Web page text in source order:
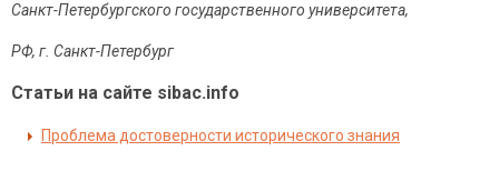
Санкт-Петербургского государственного университета,
РФ, г. Санкт-Петербург
Статьи на сайте sibac.info
Проблема достоверности исторического знания